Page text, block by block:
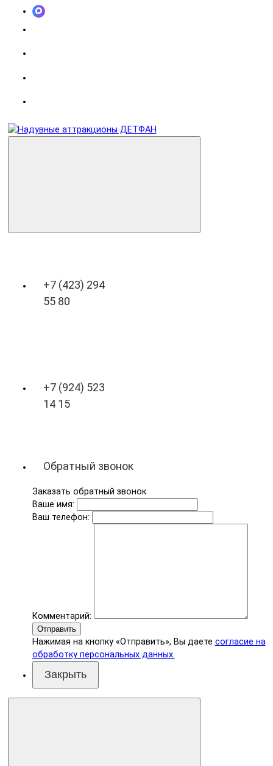
+7 (423) 294
55 80
+7 (924) 523
14 15
Обратный звонок
Заказать обратный звонок
Ваше имя:
Ваш телефон:
Комментарий:
Отправить
Нажимая на кнопку «Отправить», Вы даете согласие на
обработку персональных данных.
Закрыть